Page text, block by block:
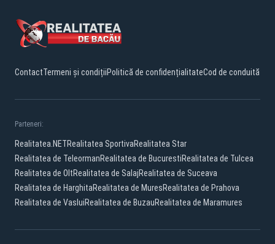
ContactTermeni și condițiiPolitică de confidențialitateCod de conduită
Parteneri:
Realitatea.NETRealitatea SportivaRealitatea Star
Realitatea de TeleormanRealitatea de BucurestiRealitatea de Tulcea
Realitatea de OltRealitatea de SalajRealitatea de Suceava
Realitatea de HarghitaRealitatea de MuresRealitatea de Prahova
Realitatea de VasluiRealitatea de BuzauRealitatea de Maramures